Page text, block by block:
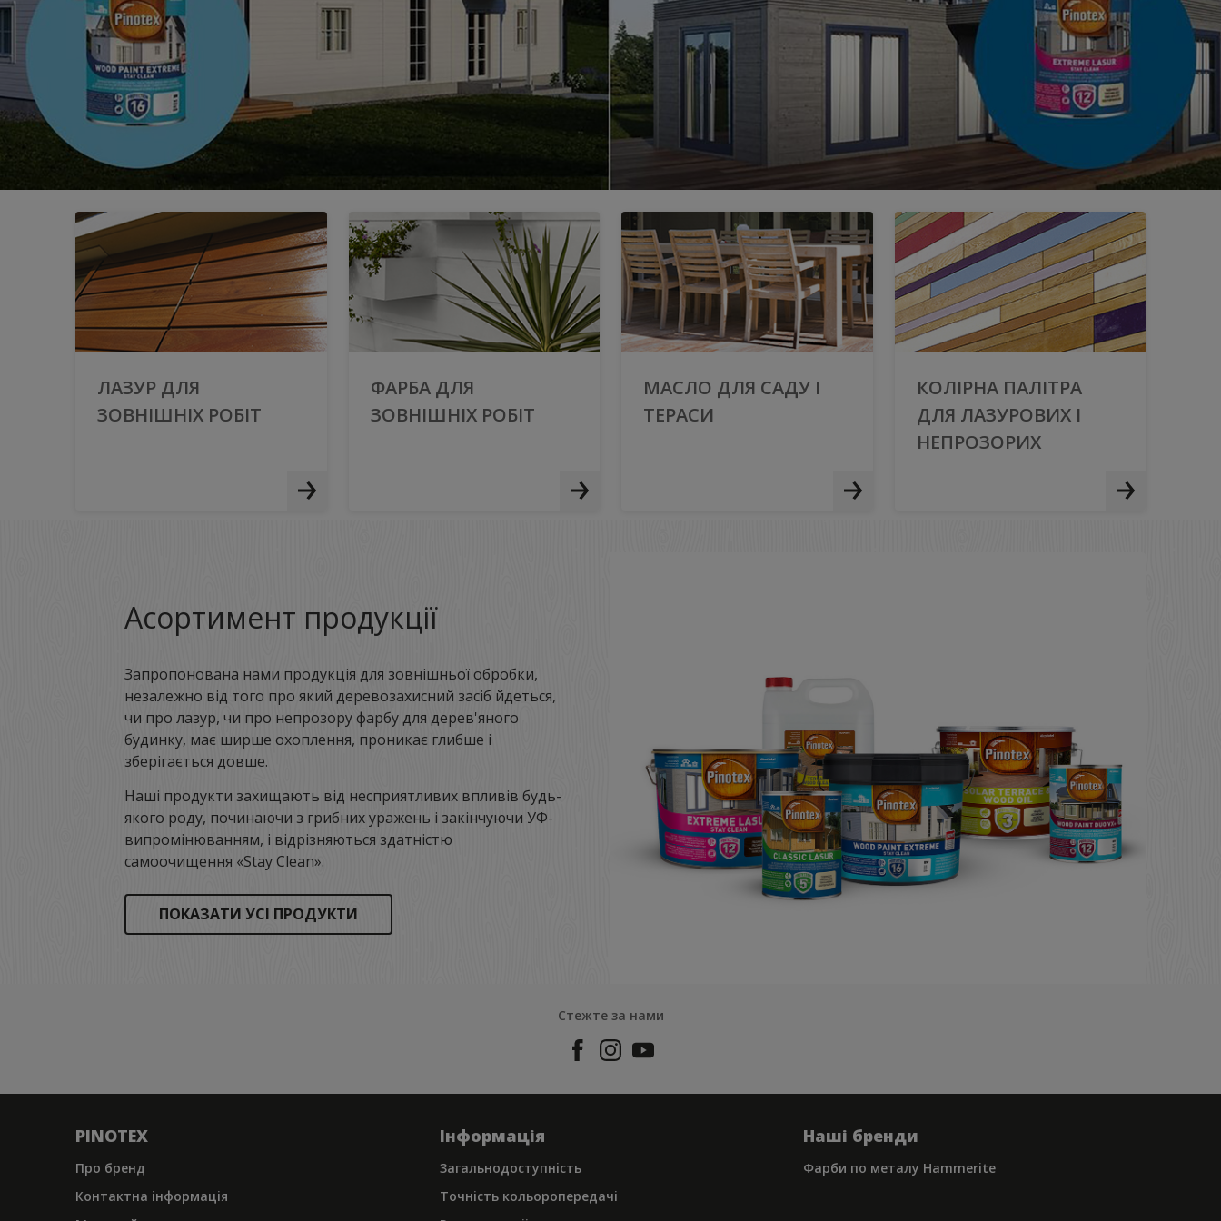
ЛАЗУР ДЛЯ
ЗОВНІШНІХ РОБІТ
ФАРБА ДЛЯ
ЗОВНІШНІХ РОБІТ
МАСЛО ДЛЯ САДУ І
ТЕРАСИ
КОЛІРНА ПАЛІТРА
ДЛЯ ЛАЗУРОВИХ І
НЕПРОЗОРИХ
Асортимент продукції
Запропонована нами продукція для зовнішньої обробки,
незалежно від того про який деревозахисний засіб йдеться,
чи про лазур, чи про непрозору фарбу для дерев'яного
будинку, має ширше охоплення, проникає глибше і
зберігається довше.
Наші продукти захищають від несприятливих впливів будь-
якого роду, починаючи з грибних уражень і закінчуючи УФ-
випромінюванням, і відрізняються здатністю
самоочищення «Stay Clean».
ПОКАЗАТИ УСІ ПРОДУКТИ
Стежте за нами
PINOTEX
Про бренд
Контактна iнформацiя
Iнформацiя
Загальнодоступнiсть
Точнiсть кольоропередачi
Нашi бренди
Фарби по металу Hammerite